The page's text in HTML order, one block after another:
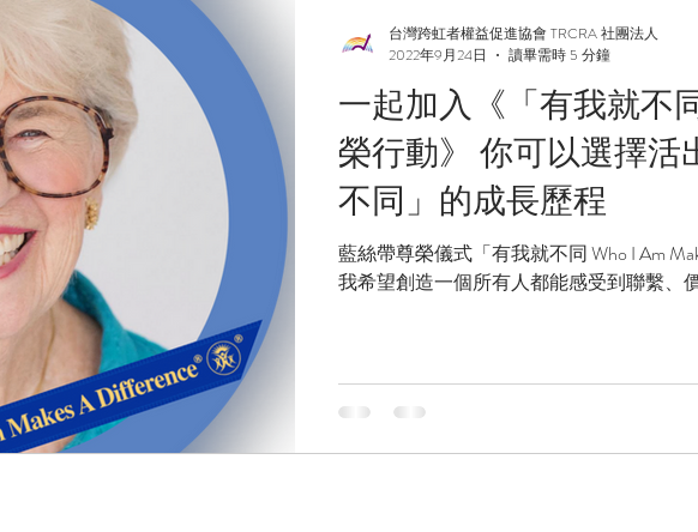
一起加入《「有我就不
榮行動》 你可以選擇活
不同」的成長歷程
藍絲帶尊榮儀式「有我就不同 Who I Am
我希望創造一個所有人都能感受到聯繫、
台灣跨虹者權益促進協會 TRCRA 社團法人
2022年9月24日
讀畢需時 5 分鐘